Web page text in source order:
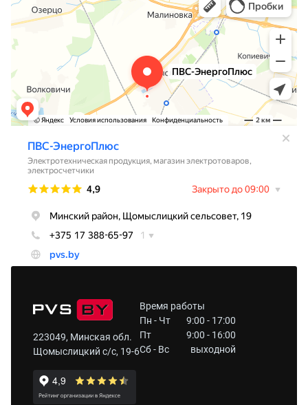
223049, Минская обл.
Щомыслицкий с/с, 19-6
Время работы
Пн - Чт
9:00 - 17:00
Пт
9:00 - 16:00
Сб - Вс
выходной